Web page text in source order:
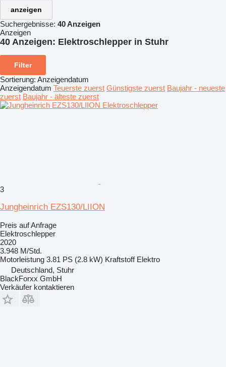
anzeigen
Suchergebnisse: 40 Anzeigen
Anzeigen
40 Anzeigen: Elektroschlepper in Stuhr
Filter
Sortierung: Anzeigendatum
Anzeigendatum Teuerste zuerst Günstigste zuerst Baujahr - neueste
zuerst Baujahr - älteste zuerst
3
Jungheinrich EZS130/LIION
Preis auf Anfrage
Elektroschlepper
2020
3.948 M/Std.
Motorleistung 3.81 PS (2.8 kW) Kraftstoff Elektro
Deutschland, Stuhr
BlackForxx GmbH
Verkäufer kontaktieren